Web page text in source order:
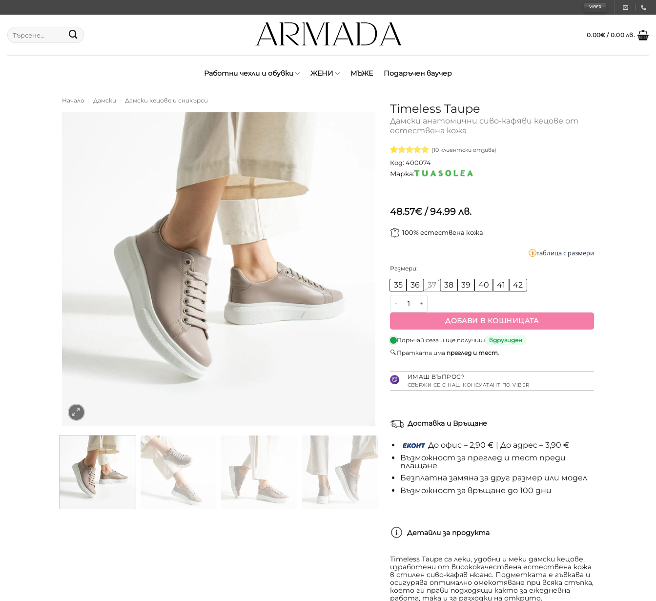
to
content
VIBER
Търсене
за:
0.00€ / 0.00 лв.
Работни чехли и обувки ЖЕНИ МЪЖЕ Подаръчен ваучер
Начало - Дамски - Дамски кецове и сникърси
Timeless Taupe
Дамски анатомични сиво-кафяви кецове от
естествена кожа
Оценен
4.9от 5,
базирано
10
(10клиентски отзива)
Код: 400074
Марка:
48.57€ / 94.99 лв.
100% естествена кожа
таблица с размери
Размери:
35 36 37 38 39 40 41 42
количество за Дамски анатомични сиво-кафяви кецове от естествена
ДОБАВИ В КОШНИЦАТА
Поръчай сега и ще получиш
вдругиден
🔍 Пратката има преглед и тест.
ИМАШ ВЪПРОС?
СВЪРЖИ СЕ С НАШ КОНСУЛТАНТ ПО VIBER
Доставка и Връщане
До офис – 2,90 € | До адрес – 3,90 €
Възможност за преглед и тест преди
плащане
Безплатна замяна за друг размер или модел
Възможност за връщане до 100 дни
Детайли за продукта
Timeless Taupe са леки, удобни и меки дамски кецове,
изработени от висококачествена естествена кожа
в стилен сиво-кафяв нюанс. Подметката е гъвкава и
осигурява оптимално омекотяване при всяка стъпка,
което ги прави подходящи както за ежедневна
работа, така и за разходки на открито.